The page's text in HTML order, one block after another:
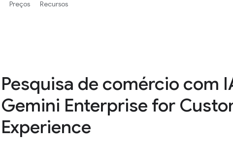
Pesquisa de comércio com
Gemini Enterprise for
Experience
Preços Recursos